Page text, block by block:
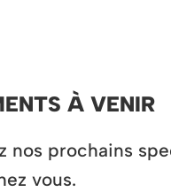
À VENIR
nos prochains
vous.